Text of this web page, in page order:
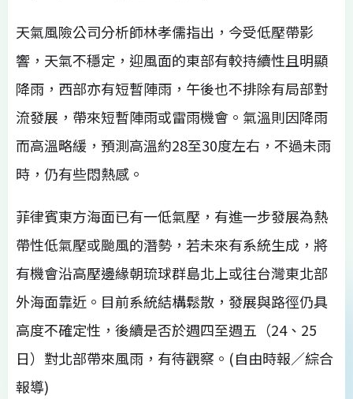
天氣風險公司分析師林孝儒指出，今受低壓帶影
響，天氣不穩定，迎風面的東部有較持續性且明顯
降雨，西部亦有短暫陣雨，午後也不排除有局部對
流發展，帶來短暫陣雨或雷雨機會。氣溫則因降雨
而高溫略緩，預測高溫約28至30度左右，不過未雨
時，仍有些悶熱感。
菲律賓東方海面已有一低氣壓，有進一步發展為熱
帶性低氣壓或颱風的潛勢，若未來有系統生成，將
有機會沿高壓邊緣朝琉球群島北上或往台灣東北部
外海面靠近。目前系統結構鬆散，發展與路徑仍具
高度不確定性，後續是否於週四至週五（24、25
日）對北部帶來風雨，有待觀察。(自由時報／綜合
報導)